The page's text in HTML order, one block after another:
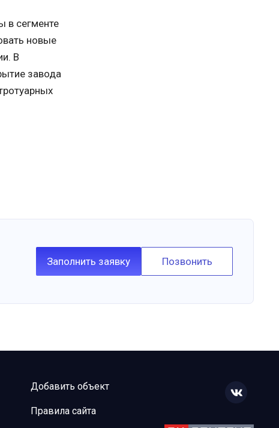
в сегменте
новые
В
завода
Заполнить заявку Позвонить
Добавить объект
Правила сайта